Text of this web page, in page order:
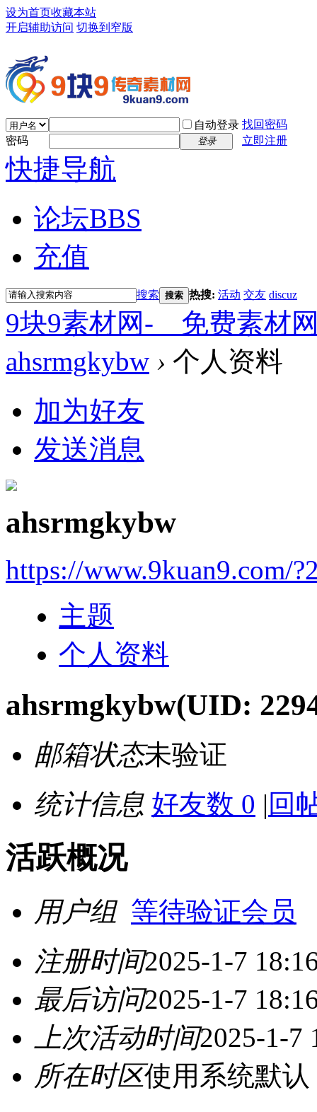
设为首页收藏本站
开启辅助访问 切换到窄版
自动登录 找回密码
密码
登录 立即注册
快捷导航
论坛BBS
充值
搜索 搜索 热搜: 活动 交友 discuz
9块9素材网-＿免费素材
ahsrmgkybw › 个人资料
加为好友
发送消息
ahsrmgkybw
https://www.9kuan9.com/
主题
个人资料
ahsrmgkybw(UID:
邮箱状态未验证
统计信息 好友数 0 | 回
活跃概况
用户组 等待验证会员
注册时间2025-1-7
最后访问2025-1-7
上次活动时间2025-1-7
所在时区使用系统默认